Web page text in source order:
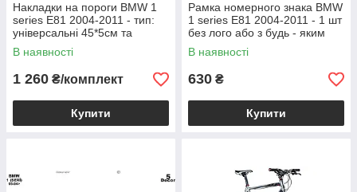
Накладки на пороги BMW 1
series E81 2004-2011 - тип:
універсальні 45*5см та
23*4,5см
В наявності
1 260 ₴/комплект
Купити
Рамка номерного знака BMW
1 series E81 2004-2011 - 1 шт
без лого або з будь - яким
Вашим лого
В наявності
630 ₴
Купити